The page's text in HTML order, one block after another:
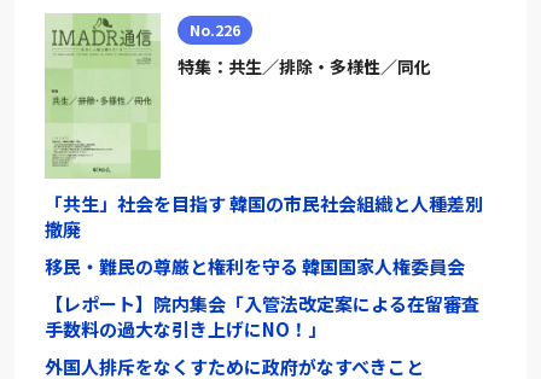
No.226
特集：共生／排除・多様性／同化
「共生」社会を目指す 韓国の市民社会組織と人種差別
撤廃
移民・難民の尊厳と権利を守る 韓国国家人権委員会
【レポート】院内集会「入管法改定案による在留審査
手数料の過大な引き上げにNO！」
外国人排斥をなくすために政府がなすべきこと